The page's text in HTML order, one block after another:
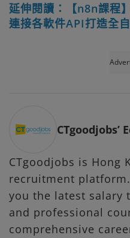
延伸閱讀：【n8n課程
連接各軟件API打造全
CTgoodjobs’
CTgoodjobs is Hong
recruitment
you the latest salary
and professional
comprehensive